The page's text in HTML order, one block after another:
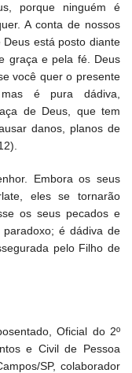
porque ninguém é
A conta de nossos
está posto diante
graça e pela fé. Deus
você quer o presente
é pura dádiva,
de Deus, que tem
danos, planos de
Embora os seus
eles se tornarão
os seus pecados e
é dádiva de
pelo Filho de
Oficial do 2º
e Civil de Pessoa
SP, colaborador